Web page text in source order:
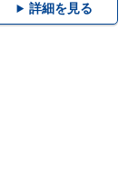
詳細を見る